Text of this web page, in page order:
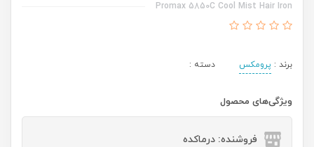
Promax 5850C Cool Mist Hair Iron
برند : پرومکس دسته :
ویژگی‌های محصول
فروشنده: درماکده